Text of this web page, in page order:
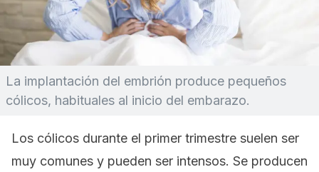
La implantación del embrión produce pequeños
cólicos, habituales al inicio del embarazo.
Los cólicos durante el primer trimestre suelen ser
muy comunes y pueden ser intensos. Se producen